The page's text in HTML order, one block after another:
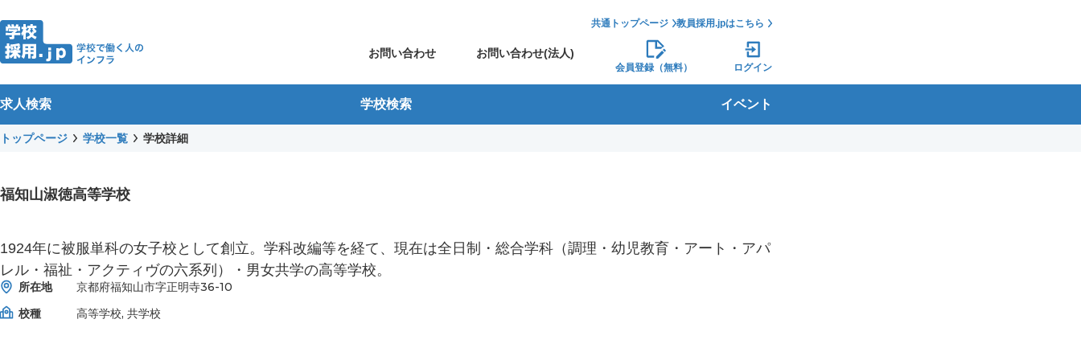
共通トップページ 教員採用.jpはこちら
お問い合わせ お問い合わせ(法人)
会員登録（無料） ログイン
求人検索 学校検索 イベント
トップページ 学校一覧 学校詳細
福知山淑徳高等学校
1924年に被服単科の女子校として創立。学科改編等を経て、現在は全日制・総合学科（調理・幼児教育・アート・アパ
レル・福祉・アクティヴの六系列）・男女共学の高等学校。
所在地
京都府福知山市字正明寺36-10
校種
高等学校, 共学校